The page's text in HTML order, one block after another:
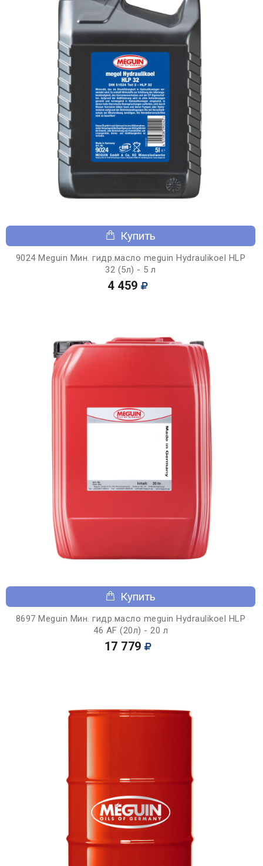
Купить
9024 Meguin Мин. гидр.масло meguin Hydraulikoel HLP
32 (5л) - 5 л
4 459
Купить
8697 Meguin Мин. гидр.масло meguin Hydraulikoel HLP
46 AF (20л) - 20 л
17 779